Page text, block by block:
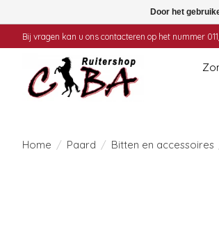
Bij vragen kan u ons contacteren op het nummer
Home / Paard / Bitten en accessoires
Door het